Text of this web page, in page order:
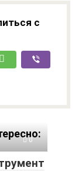
с
0